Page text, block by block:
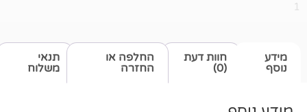
תנאי
משלוח
חוות דעת
החלפה או
החזרה